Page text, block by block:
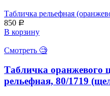
Табличка рельефная
850 Р
В корзину
Смотреть 🧐
Табличка оранжевого
рельефная, 80/1719